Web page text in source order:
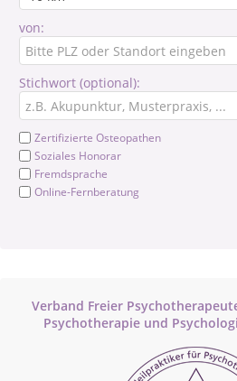
von:
Stichwort (optional):
Zertifizierte Osteopathen
Soziales Honorar
Fremdsprache
Online-Fernberatung
Verband Freier
Psychotherapie und